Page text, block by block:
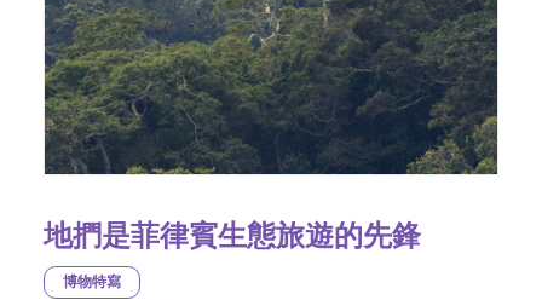
地捫是菲律賓生態旅遊的先鋒
博物特寫